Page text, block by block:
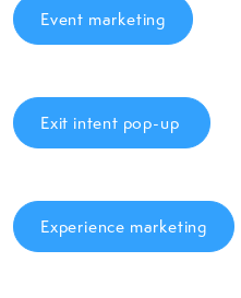
Event marketing
Exit intent pop-up
Experience marketing